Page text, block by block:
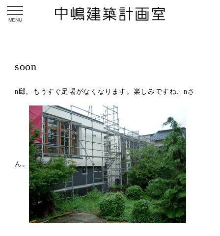
soon
n邸。もうすぐ足場がなくなります。楽しみですね、nさ
ん。
toggle navigation